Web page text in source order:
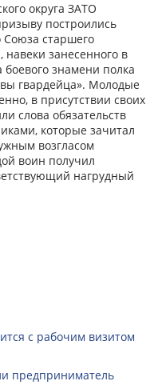
округа ЗАТО
построились
Союза старшего
навеки занесенного в
знамени полка
гвардейца». Молодые
в присутствии своих
слова обязательств
которые зачитал
возгласом
воин получил
нагрудный
с рабочим визитом
предприниматель